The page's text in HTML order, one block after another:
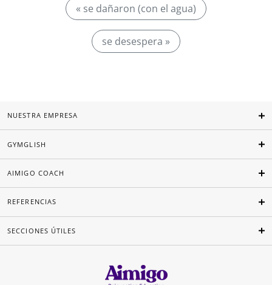
« se dañaron (con el agua)
se desespera »
NUESTRA EMPRESA
GYMGLISH
AIMIGO COACH
REFERENCIAS
SECCIONES ÚTILES